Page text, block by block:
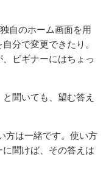
自のホーム画面を用
分で変更できたり。
ビギナーにはちょっ
聞いても、望む答え
方は一緒です。使い方
聞けば、その答えは